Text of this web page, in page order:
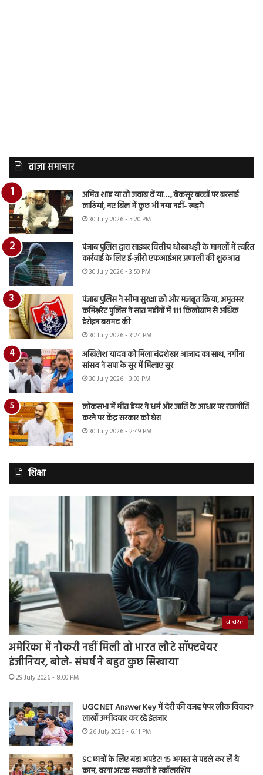
ताज़ा समाचार
अमित शाह या तो जवाब दें या…., बेकसूर बच्चों पर बरसाई
लाठियां, नए बिल में कुछ भी नया नहीं- खड़गे
30 July 2026 - 5:20 PM
पंजाब पुलिस द्वारा साइबर वित्तीय धोखाधड़ी के मामलों में त्वरित
कार्रवाई के लिए ई-ज़ीरो एफआईआर प्रणाली की शुरुआत
30 July 2026 - 3:50 PM
पंजाब पुलिस ने सीमा सुरक्षा को और मजबूत किया, अमृतसर
कमिश्नरेट पुलिस ने सात महीनों में 111 किलोग्राम से अधिक
हेरोइन बरामद की
30 July 2026 - 3:24 PM
अखिलेश यादव को मिला चंद्रशेखर आजाद का साथ, नगीना
सांसद ने सपा के सुर में मिलाए सुर
30 July 2026 - 3:03 PM
लोकसभा में मीत हेयर ने धर्म और जाति के आधार पर राजनीति
करने पर केंद्र सरकार को घेरा
30 July 2026 - 2:49 PM
शिक्षा
वायरल
अमेरिका में नौकरी नहीं मिली तो भारत लौटे सॉफ्टवेयर
इंजीनियर, बोले- संघर्ष ने बहुत कुछ सिखाया
29 July 2026 - 8:00 PM
UGC NET Answer Key में देरी की वजह पेपर लीक विवाद?
लाखों उम्मीदवार कर रहे इंतजार
26 July 2026 - 6:11 PM
SC छात्रों के लिए बड़ा अपडेट! 15 अगस्त से पहले कर लें ये
काम, वरना अटक सकती है स्कॉलरशिप